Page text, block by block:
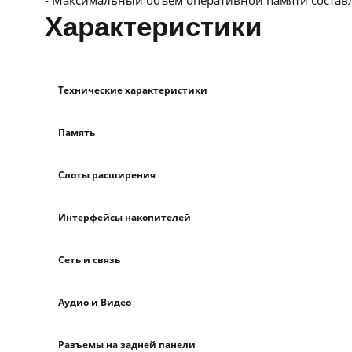
характеристики
Технические характеристики
Память
Слоты расширения
Интерфейсы накопителей
Сеть и связь
Аудио и Видео
Разъемы на задней панели